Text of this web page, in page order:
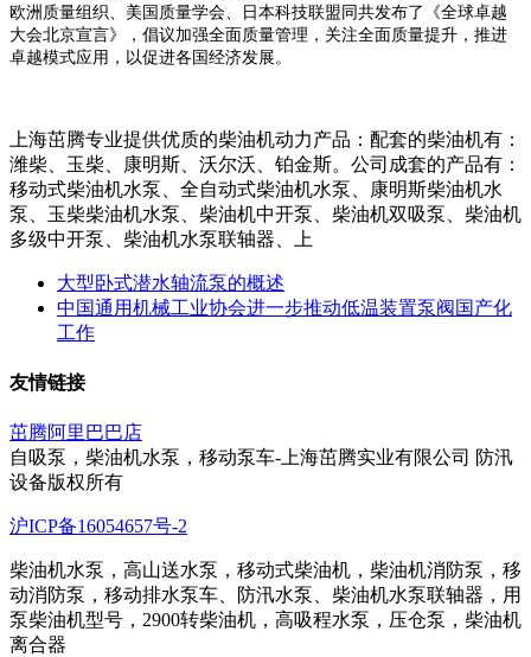
欧洲质量组织、美国质量学会、日本科技联盟同共发布了《全球卓越
大会北京宣言》，倡议加强全面质量管理，关注全面质量提升，推进
卓越模式应用，以促进各国经济发展。
上海茁腾专业提供优质的柴油机动力产品：配套的柴油机有：
潍柴、玉柴、康明斯、沃尔沃、铂金斯。公司成套的产品有：
移动式柴油机水泵、全自动式柴油机水泵、康明斯柴油机水
泵、玉柴柴油机水泵、柴油机中开泵、柴油机双吸泵、柴油机
多级中开泵、柴油机水泵联轴器、上
大型卧式潜水轴流泵的概述
中国通用机械工业协会进一步推动低温装置泵阀国产化
工作
友情链接
茁腾阿里巴巴店
自吸泵，柴油机水泵，移动泵车-上海茁腾实业有限公司 防汛
设备版权所有
沪ICP备16054657号-2
柴油机水泵，高山送水泵，移动式柴油机，柴油机消防泵，移
动消防泵，移动排水泵车、防汛水泵、柴油机水泵联轴器，用
泵柴油机型号，2900转柴油机，高吸程水泵，压仓泵，柴油机
离合器